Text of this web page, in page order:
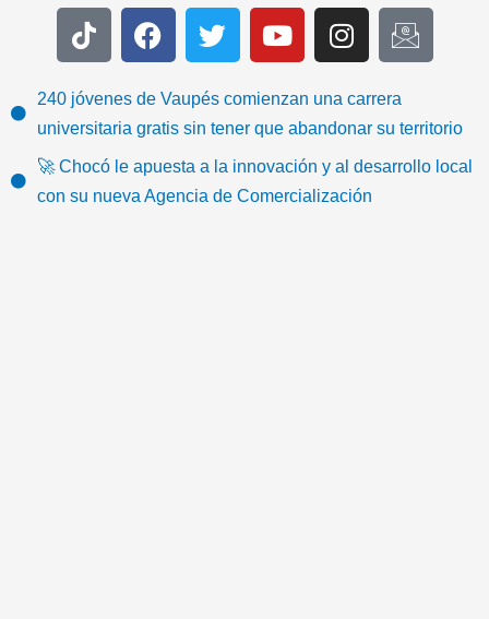
T
i
t
o
k
F
a
e
b
o
o
k
T
w
t
t
e
Y
o
t
u
b
I
n
t
a
g
a
I
c
-
e
240 jóvenes de Vaupés comienzan una carrera
universitaria gratis sin tener que abandonar su territorio
🚀 Chocó le apuesta a la innovación y al desarrollo local
con su nueva Agencia de Comercialización